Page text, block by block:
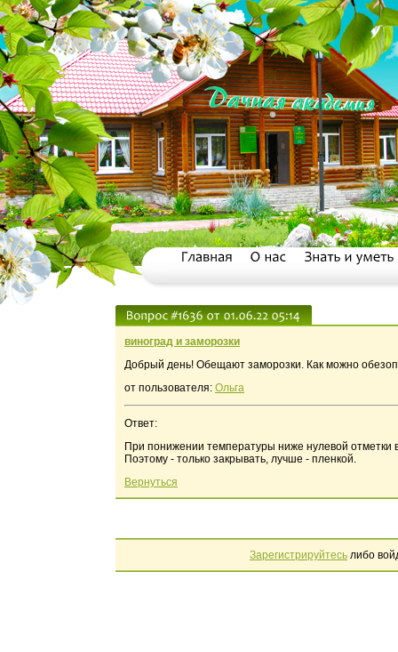
виноград и заморозки
Добрый день! Обещают заморозки. Как можно
от пользователя: Ольга
Ответ:
При понижении температуры ниже нулевой отметки
Поэтому - только закрывать, лучше - пленкой.
Вернуться
Зарегистрируйтесь либо